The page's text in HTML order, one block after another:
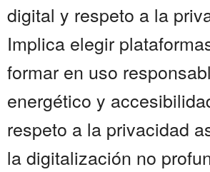
digital y respeto a la
Implica elegir
formar en uso
energético y
respeto a la privacidad
la digitalización no